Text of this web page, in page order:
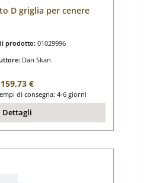
D griglia per cenere
prodotto: 01029996
Dan Skan
Prezzo normale:
159,73 €
di consegna: 4-6 giorni
Dettagli